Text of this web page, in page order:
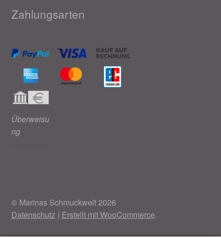
Zahlungsarten
Überweisu
ng
© Marinas Schmuckwelt 2026
Datenschutz
Erstellt mit WooCommerce.